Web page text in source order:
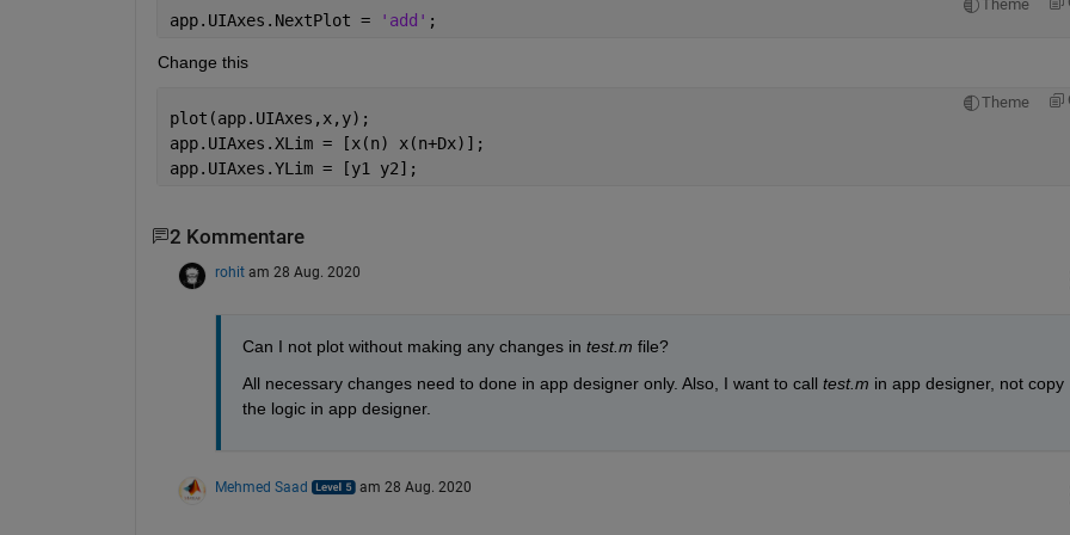
Theme
app.UIAxes.NextPlot = 'add' ;
Change this
Theme
plot(app.UIAxes,x,y);
app.UIAxes.XLim = [x(n) x(n+Dx)];
app.UIAxes.YLim = [y1 y2];
2 Kommentare
rohit am 28 Aug. 2020
Can I not plot without making any changes in test.m file?
All necessary changes need to done in app designer only. Also, I want to call test.m in app designer, not copy
the logic in app designer.
Mehmed Saad am 28 Aug. 2020